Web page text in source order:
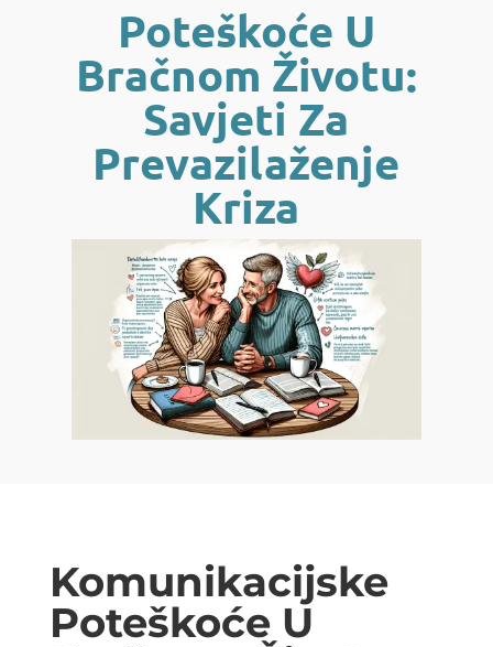
Poteškoće U
Bračnom Životu:
Savjeti Za
Prevazilaženje
Kriza
Komunikacijske
Poteškoće U